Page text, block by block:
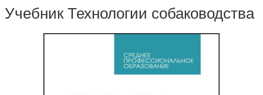
Учебник Технологии собаководства